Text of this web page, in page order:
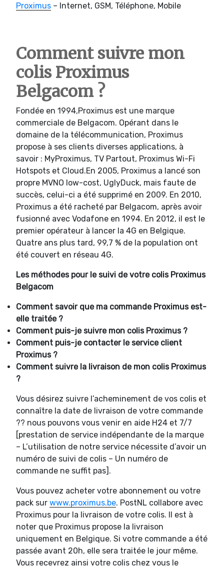
Proximus – Internet, GSM, Téléphone, Mobile
Comment suivre mon
colis Proximus
Belgacom ?
Fondée en 1994,Proximus est une marque
commerciale de Belgacom. Opérant dans le
domaine de la télécommunication, Proximus
propose à ses clients diverses applications, à
savoir : MyProximus, TV Partout, Proximus Wi-Fi
Hotspots et Cloud.En 2005, Proximus a lancé son
propre MVNO low-cost, UglyDuck, mais faute de
succès, celui-ci a été supprimé en 2009. En 2010,
Proximus a été racheté par Belgacom, après avoir
fusionné avec Vodafone en 1994. En 2012, il est le
premier opérateur à lancer la 4G en Belgique.
Quatre ans plus tard, 99,7 % de la population ont
été couvert en réseau 4G.
Les méthodes pour le suivi de votre colis Proximus
Belgacom
Comment savoir que ma commande Proximus est-
elle traitée ?
Comment puis-je suivre mon colis Proximus ?
Comment puis-je contacter le service client
Proximus ?
Comment suivre la livraison de mon colis Proximus
?
Vous désirez suivre l’acheminement de vos colis et
connaître la date de livraison de votre commande
?? nous pouvons vous venir en aide H24 et 7/7
[prestation de service indépendante de la marque
– L’utilisation de notre service nécessite d’avoir un
numéro de suivi de colis – Un numéro de
commande ne suffit pas].
Vous pouvez acheter votre abonnement ou votre
pack sur www.proximus.be. PostNL collabore avec
Proximus pour la livraison de votre colis. Il est à
noter que Proximus propose la livraison
uniquement en Belgique. Si votre commande a été
passée avant 20h, elle sera traitée le jour même.
Vous recevrez ainsi votre colis chez vous le